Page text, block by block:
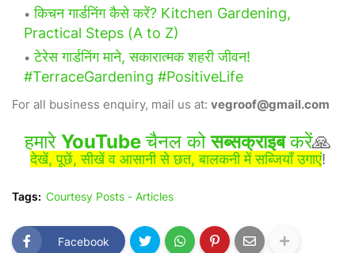
किचन गार्डनिंग कैसे करें? Kitchen Gardening,
Practical Steps (A to Z)
टेरेस गार्डनिंग माने, सकारात्मक शहरी जीवन!
#TerraceGardening #PositiveLife
For all business enquiry, mail us at: vegroof@gmail.com
हमारे YouTubeचैनल कोसब्सक्राइबकरें🙏
देखें, पूछें, सीखें व आसानी से छत, बालकनी में सब्जियाँ उगाएं!
Tags: Courtesy Posts - Articles
Facebook